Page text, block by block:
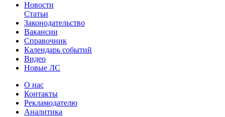
Новости
Статьи
Законодательство
Вакансии
Справочник
Календарь событий
Видео
Новые ЛС
О нас
Контакты
Рекламодателю
Аналитика